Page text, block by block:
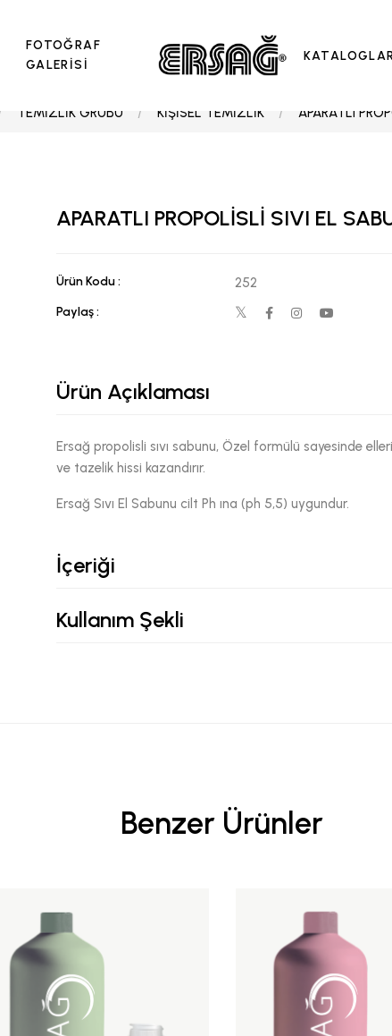
FOTOĞRAF
GALERİSİ
TEMİZLİK GRUBU KİŞİSEL TEMİZLİK APARATLI
APARATLI PROPOLİSLİ SIVI EL
Ürün Kodu : 252
Paylaş :
Ürün Açıklaması
Ersağ propolisli sıvı sabunu, Özel formülü sayesinde
ve tazelik hissi kazandırır.
Ersağ Sıvı El Sabunu cilt Ph ına (ph 5,5) uygundur.
İçeriği
Kullanım Şekli
Benzer Ürünler